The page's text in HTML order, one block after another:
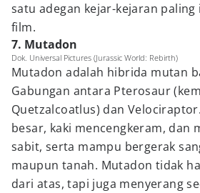
satu adegan kejar-kejaran
film.
7. Mutadon
Dok. Universal Pictures (Jurassic World: Rebirth)
Mutadon adalah hibrida mutan
Gabungan antara Pterosaur
Quetzalcoatlus) dan
besar, kaki mencengkeram, dan
sabit, serta mampu bergerak
maupun tanah. Mutadon tidak
dari atas, tapi juga menyerang